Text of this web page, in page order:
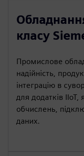
класу
Промислове
надійність,
інтеграцію в
для додатків IIoT,
обчислень,
даних.